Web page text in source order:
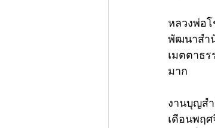
หลวงพ่อ
พัฒนาสำ
เมตตาธ
มาก
งานบุญส
เดือนพฤ